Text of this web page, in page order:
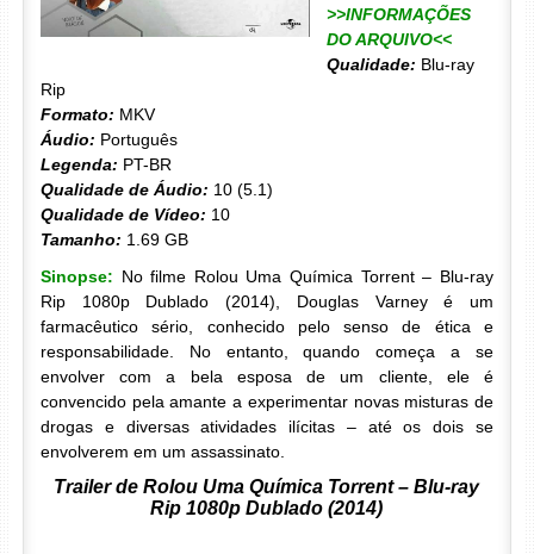
>>INFORMAÇÕES
DO ARQUIVO<<
Qualidade: Blu-ray
Rip
Formato: MKV
Áudio: Português
Legenda: PT-BR
Qualidade de Áudio: 10 (5.1)
Qualidade de Vídeo: 10
Tamanho: 1.69 GB
Sinopse: No filme Rolou Uma Química Torrent – Blu-ray
Rip 1080p Dublado (2014), Douglas Varney é um
farmacêutico sério, conhecido pelo senso de ética e
responsabilidade. No entanto, quando começa a se
envolver com a bela esposa de um cliente, ele é
convencido pela amante a experimentar novas misturas de
drogas e diversas atividades ilícitas – até os dois se
envolverem em um assassinato.
Trailer de Rolou Uma Química Torrent – Blu-ray
Rip 1080p Dublado (2014)